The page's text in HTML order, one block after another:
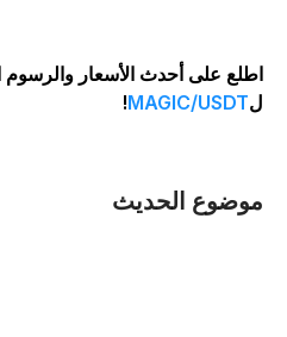
على أحدث الأسعار والرسوم
MAGIC/USDT
!
الحديث